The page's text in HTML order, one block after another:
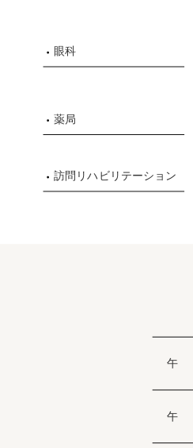
眼科
薬局
訪問リハビリテーション
午
午